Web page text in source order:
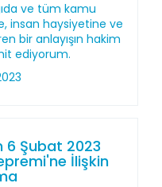
ve tüm kamu
insan haysiyetine ve
bir anlayışın hakim
ediyorum.
6 Şubat 2023
İlişkin